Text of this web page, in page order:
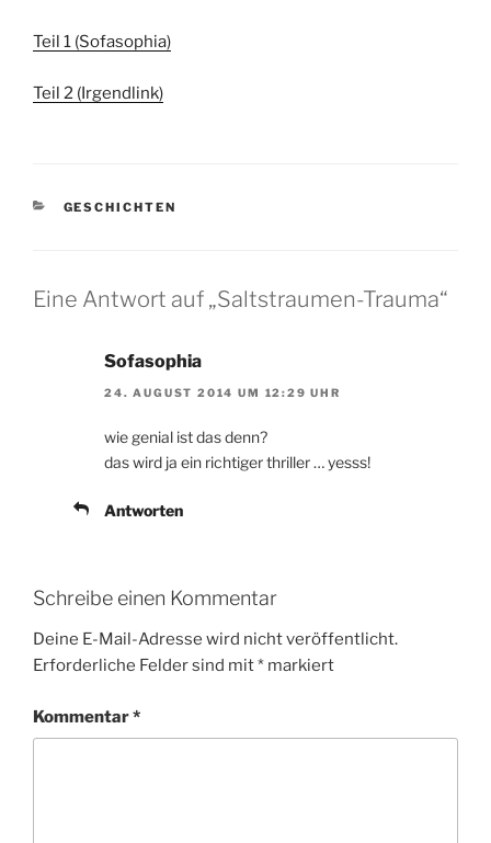
Teil 1 (Sofasophia)
Teil 2 (Irgendlink)
KATEGORIEN
GESCHICHTEN
Eine Antwort auf „Saltstraumen-Trauma“
Sofasophia
24. AUGUST 2014 UM 12:29 UHR
wie genial ist das denn?
das wird ja ein richtiger thriller … yesss!
Antworten
Schreibe einen Kommentar
Deine E-Mail-Adresse wird nicht veröffentlicht.
Erforderliche Felder sind mit* markiert
Kommentar*